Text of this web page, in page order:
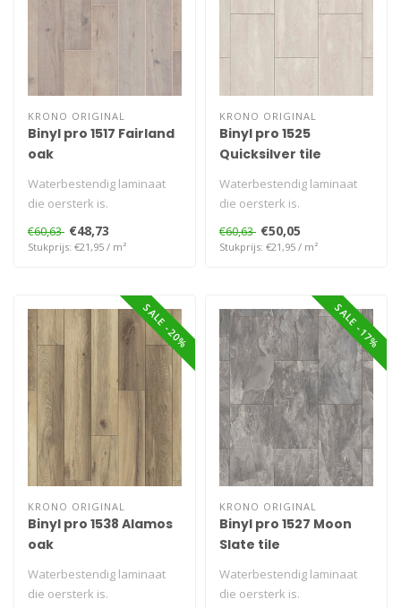
KRONO ORIGINAL
Binyl pro 1517 Fairland
oak
Waterbestendig laminaat
die oersterk is.
€60,63 €48,73
Stukprijs: €21,95 / m²
KRONO ORIGINAL
Binyl pro 1525
Quicksilver tile
Waterbestendig laminaat
die oersterk is.
€60,63 €50,05
Stukprijs: €21,95 / m²
SALE -20%
KRONO ORIGINAL
Binyl pro 1538 Alamos
oak
Waterbestendig laminaat
die oersterk is.
SALE -17%
KRONO ORIGINAL
Binyl pro 1527 Moon
Slate tile
Waterbestendig laminaat
die oersterk is.